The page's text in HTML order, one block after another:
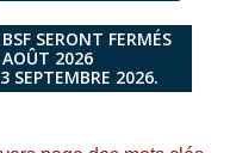
SERONT FERMÉS
2026
SEPTEMBRE 2026.